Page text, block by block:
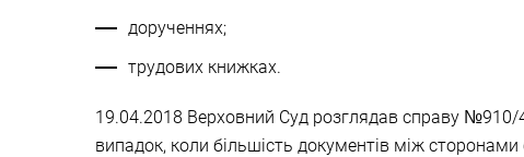
дорученнях;
трудових книжках.
19.04.2018 Верховний Суд розглядав справу №910/
випадок, коли більшість документів між